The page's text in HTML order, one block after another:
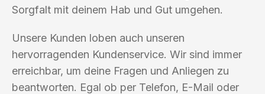
Sorgfalt mit deinem Hab und Gut umgehen.
Unsere Kunden loben auch unseren
hervorragenden Kundenservice. Wir sind immer
erreichbar, um deine Fragen und Anliegen zu
beantworten. Egal ob per Telefon, E-Mail oder